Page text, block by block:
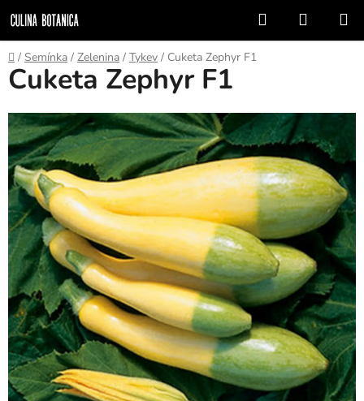
na
obsah
Hľadať
KOŠÍK
Domov
/ Semínka / Zelenina / Tykev / Cuketa Zephyr F1
Cuketa Zephyr F1